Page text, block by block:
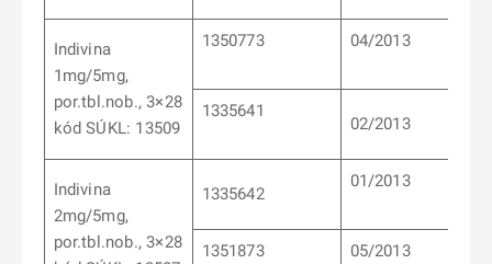
Indivina
1mg/5mg,
por.tbl.nob., 3×28
kód SÚKL: 13509
1350773 04/2013
1335641
02/2013
Indivina
2mg/5mg,
por.tbl.nob., 3×28
1335642
01/2013
1351873 05/2013